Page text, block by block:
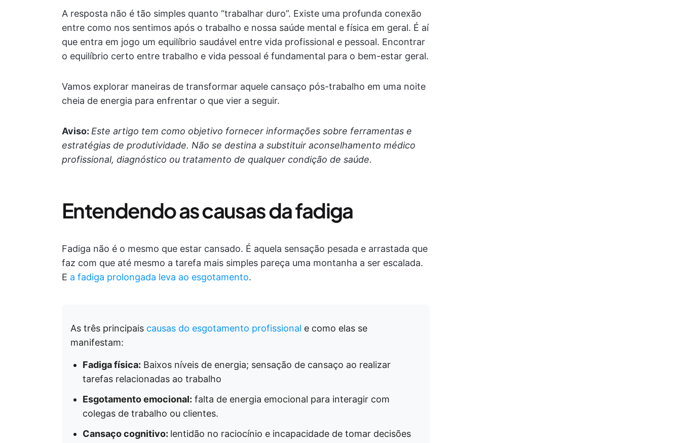
A resposta não é tão simples quanto “trabalhar duro”. Existe uma profunda conexão
entre como nos sentimos após o trabalho e nossa saúde mental e física em geral. É aí
que entra em jogo um equilíbrio saudável entre vida profissional e pessoal. Encontrar
o equilíbrio certo entre trabalho e vida pessoal é fundamental para o bem-estar geral.
Vamos explorar maneiras de transformar aquele cansaço pós-trabalho em uma noite
cheia de energia para enfrentar o que vier a seguir.
Aviso: Este artigo tem como objetivo fornecer informações sobre ferramentas e
estratégias de produtividade. Não se destina a substituir aconselhamento médico
profissional, diagnóstico ou tratamento de qualquer condição de saúde.
Entendendo as causas da fadiga
Fadiga não é o mesmo que estar cansado. É aquela sensação pesada e arrastada que
faz com que até mesmo a tarefa mais simples pareça uma montanha a ser escalada.
E a fadiga prolongada leva ao esgotamento.
As três principais causas do esgotamento profissional e como elas se
manifestam:
Fadiga física: Baixos níveis de energia; sensação de cansaço ao realizar
tarefas relacionadas ao trabalho
Esgotamento emocional: falta de energia emocional para interagir com
colegas de trabalho ou clientes.
Cansaço cognitivo: lentidão no raciocínio e incapacidade de tomar decisões